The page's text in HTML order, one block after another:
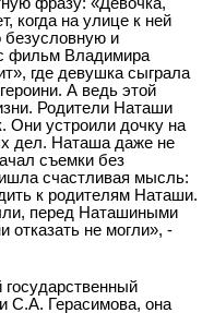
когда на улице к ней
безусловную и
фильм Владимира
где девушка сыграла
А ведь этой
Родители Наташи
Они устроили дочку на
дел. Наташа даже не
съемки без
счастливая мысль:
к родителям Наташи.
перед Наташиными
отказать не могли»,
С.А. Герасимова, она